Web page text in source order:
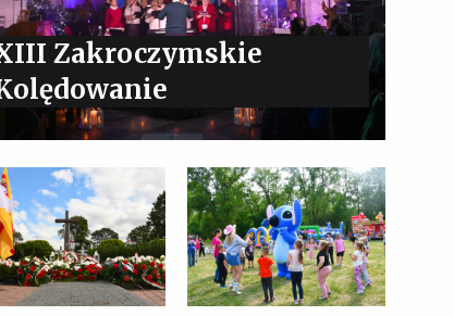
Zakroczymskie